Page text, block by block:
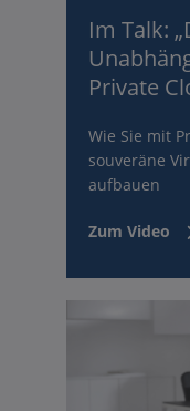
Im Talk:
Private
Wie Sie mit
souveräne
aufbauen
Zum Video